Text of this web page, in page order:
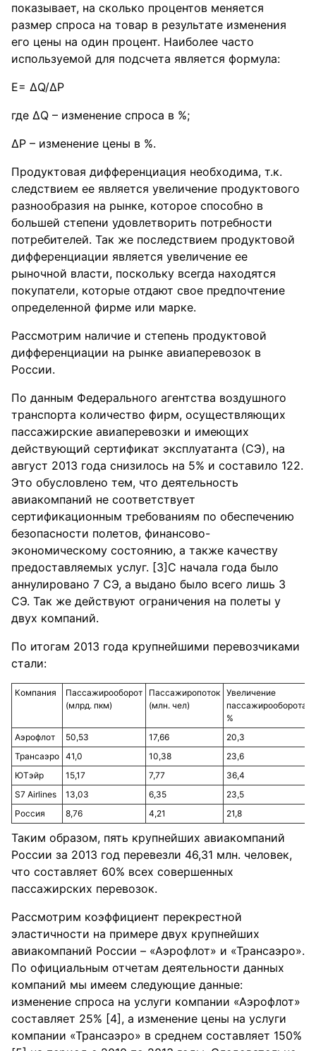
показывает, на сколько процентов меняется
размер спроса на товар в результате изменения
его цены на один процент. Наиболее часто
используемой для подсчета является формула:
Е= ΔQ/ΔP
где ΔQ – изменение спроса в %;
ΔP – изменение цены в %.
Продуктовая дифференциация необходима, т.к.
следствием ее является увеличение продуктового
разнообразия на рынке, которое способно в
большей степени удовлетворить потребности
потребителей. Так же последствием продуктовой
дифференциации является увеличение ее
рыночной власти, поскольку всегда находятся
покупатели, которые отдают свое предпочтение
определенной фирме или марке.
Рассмотрим наличие и степень продуктовой
дифференциации на рынке авиаперевозок в
России.
По данным Федерального агентства воздушного
транспорта количество фирм, осуществляющих
пассажирские авиаперевозки и имеющих
действующий сертификат эксплуатанта (СЭ), на
август 2013 года снизилось на 5% и составило 122.
Это обусловлено тем, что деятельность
авиакомпаний не соответствует
сертификационным требованиям по обеспечению
безопасности полетов, финансово-
экономическому состоянию, а также качеству
предоставляемых услуг. [3]С начала года было
аннулировано 7 СЭ, а выдано было всего лишь 3
СЭ. Так же действуют ограничения на полеты у
двух компаний.
По итогам 2013 года крупнейшими перевозчиками
стали:
Компания
Пассажирооборот
(млрд. пкм)
Пассажиропоток
(млн. чел)
Увеличение
пассажирооборота,
%
Аэрофлот
50,53 17,66 20,3
Трансаэро 41,0 10,38 23,6
ЮТэйр
15,17 7,77 36,4
S7 Airlines
13,03 6,35 23,5
Россия
8,76 4,21 21,8
Таким образом, пять крупнейших авиакомпаний
России за 2013 год перевезли 46,31 млн. человек,
что составляет 60% всех совершенных
пассажирских перевозок.
Рассмотрим коэффициент перекрестной
эластичности на примере двух крупнейших
авиакомпаний России – «Аэрофлот» и «Трансаэро».
По официальным отчетам деятельности данных
компаний мы имеем следующие данные:
изменение спроса на услуги компании «Аэрофлот»
составляет 25% [4], а изменение цены на услуги
компании «Трансаэро» в среднем составляет 150%